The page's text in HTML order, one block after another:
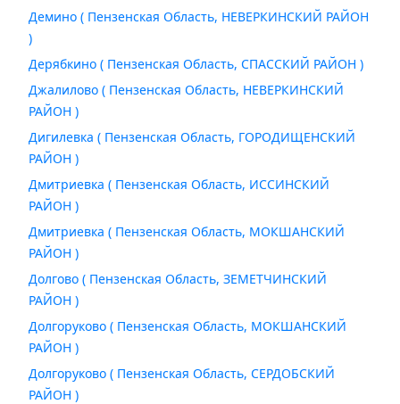
Демино ( Пензенская Область, НЕВЕРКИНСКИЙ РАЙОН
)
Дерябкино ( Пензенская Область, СПАССКИЙ РАЙОН )
Джалилово ( Пензенская Область, НЕВЕРКИНСКИЙ
РАЙОН )
Дигилевка ( Пензенская Область, ГОРОДИЩЕНСКИЙ
РАЙОН )
Дмитриевка ( Пензенская Область, ИССИНСКИЙ
РАЙОН )
Дмитриевка ( Пензенская Область, МОКШАНСКИЙ
РАЙОН )
Долгово ( Пензенская Область, ЗЕМЕТЧИНСКИЙ
РАЙОН )
Долгоруково ( Пензенская Область, МОКШАНСКИЙ
РАЙОН )
Долгоруково ( Пензенская Область, СЕРДОБСКИЙ
РАЙОН )